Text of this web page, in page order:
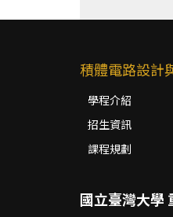
積體電路設計
學程介紹
招生資訊
課程規劃
國立臺灣大學